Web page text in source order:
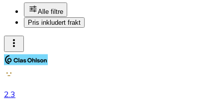
Alle filtre
Pris inkludert frakt
2.3